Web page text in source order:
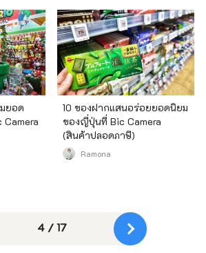
ยอด
10 ของฝากแสนอร่อยยอดนิยม
ของญี่ปุ่นที่ Bic Camera
(สินค้าปลอดภาษี)
Ramona
4 / 17